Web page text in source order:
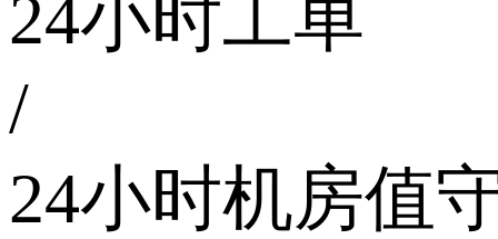
24小时工单
/
24小时机房值